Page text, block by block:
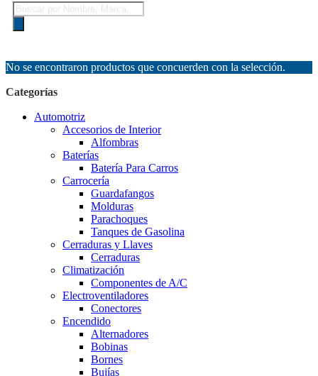
Búsqueda
de
productos
No se encontraron productos que concuerden con la selección.
Categorías
Automotriz
Accesorios de Interior
Alfombras
Baterías
Batería Para Carros
Carrocería
Guardafangos
Molduras
Parachoques
Tanques de Gasolina
Cerraduras y Llaves
Cerraduras
Climatización
Componentes de A/C
Electroventiladores
Conectores
Encendido
Alternadores
Bobinas
Bornes
Bujías